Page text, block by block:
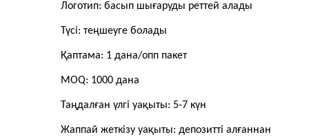
Логотип: басып шығаруды реттей алады
Түсі: теңшеуге болады
Қаптама: 1 дана/опп пакет
MOQ: 1000 дана
Таңдалған үлгі уақыты: 5-7 күн
Жаппай жеткізу уақыты: депозитті алғаннан